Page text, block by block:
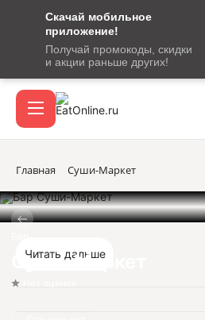
Скачай мобильное
приложение!
Получай промокоды, скидки
и акции раньше других!
сообщение
кодом
подтверждения
Акции
Главная Суши-Маркет
Суши-Маркет
Читать дальше